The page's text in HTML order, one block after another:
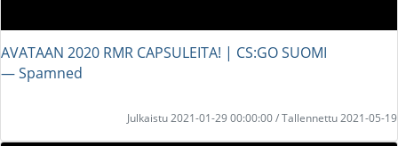
AVATAAN 2020 RMR CAPSULEITA! | CS:GO SUOMI
― Spamned
Julkaistu 2021-01-29 00:00:00 / Tallennettu 2021-05-19